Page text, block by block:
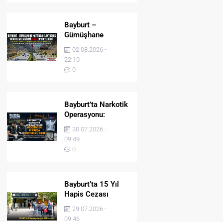
Bayburt –
Gümüşhane
Hattında Elektronik
Denetleme Sistemi
(EDS) Devreye Girdi
02.08.2026 -
22:10
0
Bayburt’ta Narkotik
Operasyonu:
Midesinden 47
Parça Uyuşturucu
Çıktı!
30.07.2026 -
09:49
0
Bayburt’ta 15 Yıl
Hapis Cezası
Bulunan Şahıs
JASAT’ın
29.07.2026 -
09:46